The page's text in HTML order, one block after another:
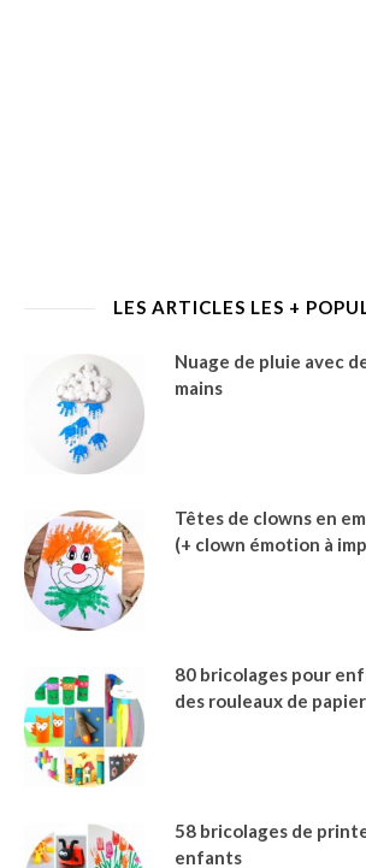
LES ARTICLES LES +
Nuage de pluie avec
mains
Têtes de clowns en
(+ clown émotion à
80 bricolages pour
des rouleaux de
58 bricolages de
enfants